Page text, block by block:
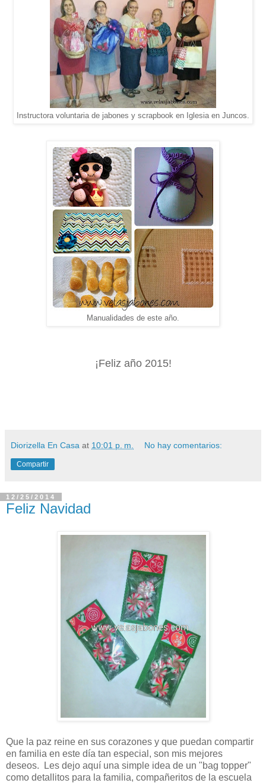
Instructora voluntaria de jabones y scrapbook en Iglesia en Juncos.
Manualidades de este año.
¡Feliz año 2015!
Diorizella En Casa at 10:01 p. m. No hay comentarios:
Compartir
12/25/2014
Feliz Navidad
Que la paz reine en sus corazones y que puedan compartir
en familia en este día tan especial, son mis mejores
deseos. Les dejo aquí una simple idea de un "bag topper"
como detallitos para la familia, compañeritos de la escuela